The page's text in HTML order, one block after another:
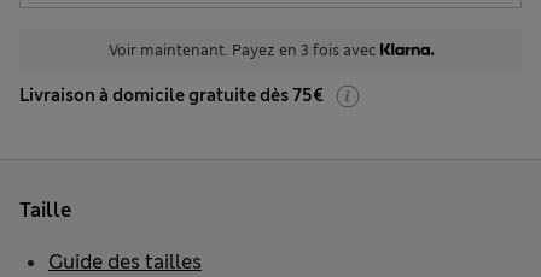
Voir maintenant. Payez en 3 fois avec
Livraison à domicile gratuite dès 75€
Taille
Guide des tailles